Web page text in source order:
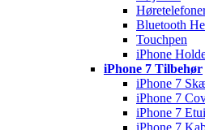
Bluetooth
Touchpen
iPhone
iPhone 7 Tilbehør
iPhone 7
iPhone 7
iPhone 7
iPhone 7